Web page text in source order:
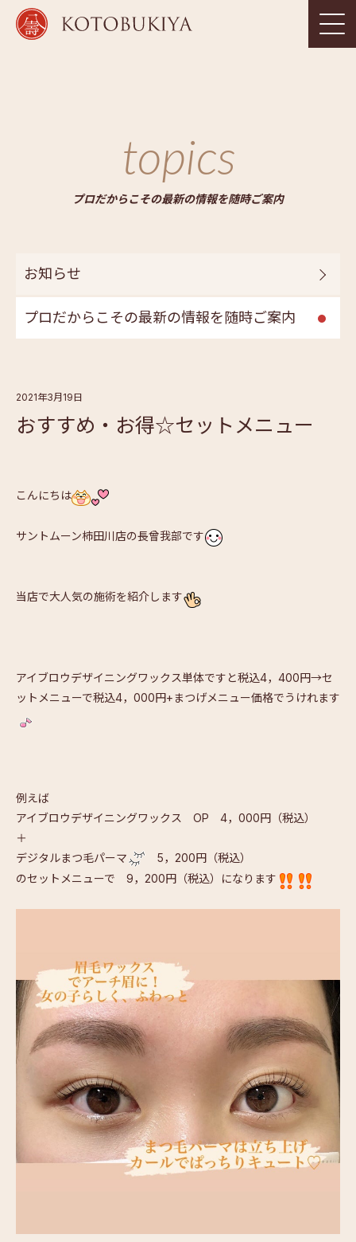
topics
プロだからこその最新の情報を随時ご案内
お知らせ
プロだからこその最新の情報を随時ご案内
2021年3月19日
おすすめ・お得☆セットメニュー
こんにちは
サントムーン柿田川店の長曾我部です
当店で大人気の施術を紹介します
アイブロウデザイニングワックス単体ですと税込4，400円→セ
ットメニューで税込4，000円+まつげメニュー価格でうけれます
例えば
アイブロウデザイニングワックス OP 4，000円（税込）
＋
デジタルまつ毛パーマ
5，200円（税込）
のセットメニューで 9，200円（税込）になります